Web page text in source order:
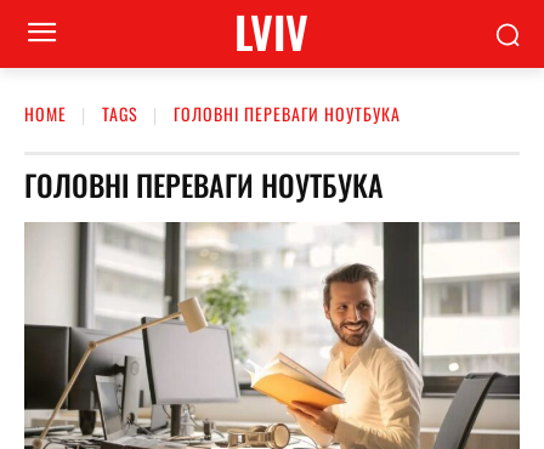
LVIV
HOME TAGS ГОЛОВНІ ПЕРЕВАГИ НОУТБУКА
ГОЛОВНІ ПЕРЕВАГИ НОУТБУКА